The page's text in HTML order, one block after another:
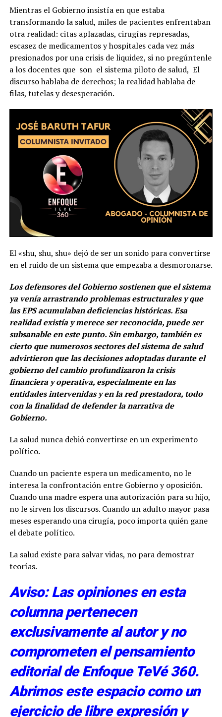
Mientras el Gobierno insistía en que estaba
transformando la salud, miles de pacientes enfrentaban
otra realidad: citas aplazadas, cirugías represadas,
escasez de medicamentos y hospitales cada vez más
presionados por una crisis de liquidez, si no pregúntenle
a los docentes que son el sistema piloto de salud, El
discurso hablaba de derechos; la realidad hablaba de
filas, tutelas y desesperación.
El «shu, shu, shu» dejó de ser un sonido para convertirse
en el ruido de un sistema que empezaba a desmoronarse.
Los defensores del Gobierno sostienen que el sistema
ya venía arrastrando problemas estructurales y que
las EPS acumulaban deficiencias históricas. Esa
realidad existía y merece ser reconocida, puede ser
subsanable en este punto. Sin embargo, también es
cierto que numerosos sectores del sistema de salud
advirtieron que las decisiones adoptadas durante el
gobierno del cambio profundizaron la crisis
financiera y operativa, especialmente en las
entidades intervenidas y en la red prestadora, todo
con la finalidad de defender la narrativa de
Gobierno.
La salud nunca debió convertirse en un experimento
político.
Cuando un paciente espera un medicamento, no le
interesa la confrontación entre Gobierno y oposición.
Cuando una madre espera una autorización para su hijo,
no le sirven los discursos. Cuando un adulto mayor pasa
meses esperando una cirugía, poco importa quién gane
el debate político.
La salud existe para salvar vidas, no para demostrar
teorías.
Aviso: Las opiniones en esta
columna pertenecen
exclusivamente al autor y no
comprometen el pensamiento
editorial de Enfoque TeVé 360.
Abrimos este espacio como un
ejercicio de libre expresión y